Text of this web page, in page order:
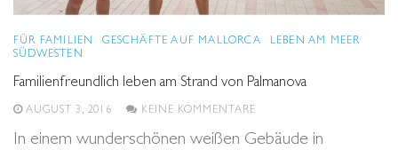
FÜR FAMILIEN GESCHÄFTE AUF MALLORCA
LEBEN AM MEER
SÜDWESTEN
Familienfreundlich leben am Strand von Palmanova
AUGUST 3, 2016 KEINE KOMMENTARE
In einem wunderschönen weißen Gebäude in